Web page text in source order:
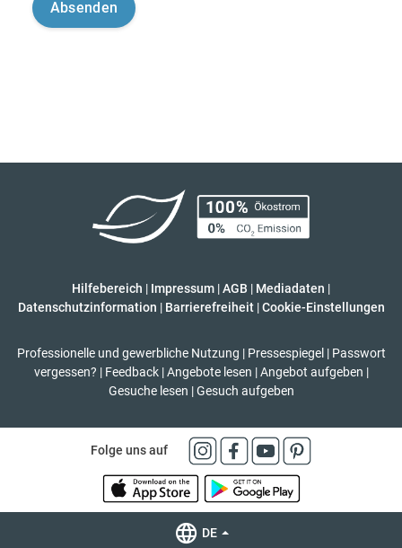
Hilfebereich | Impressum |AGB | Mediadaten |
Datenschutzinformation | Barrierefreiheit | Cookie-Einstellungen
Professionelle und gewerbliche Nutzung | Pressespiegel | Passwort
vergessen? | Feedback | Angebote lesen | Angebot aufgeben |
Gesuche lesen | Gesuch aufgeben
Folge uns auf
DE